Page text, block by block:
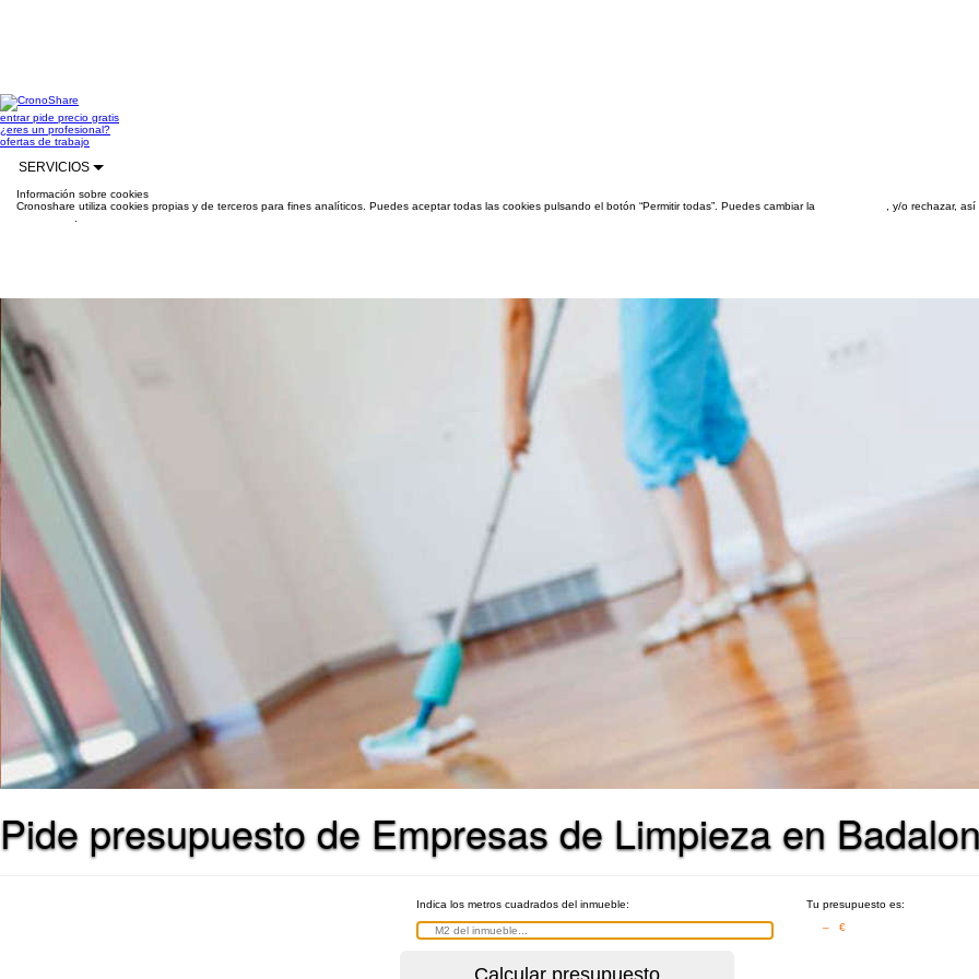
entrarpide precio gratis
¿eres un profesional?
ofertas de trabajo
SERVICIOS
Información sobre cookies
Cronoshare utiliza cookies propias y de terceros para fines analíticos. Puedes aceptar todas las cookies pulsando el botón “Permitir todas”. Puedes cambiar la
, y/o rechazar,
Pide presupuesto de Empresas de Limpieza en
Indica los metros cuadrados del inmueble:
Tu presupuesto es:
– €